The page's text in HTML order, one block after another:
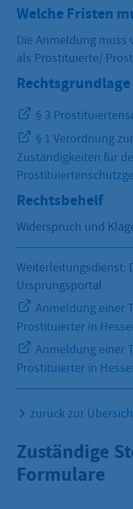
Welche Fristen
Die Anmeldung muss
als Prostituierte/
Rechtsgrundlage
§ 3
§ 1 Verordnung
Zuständigkeiten für
Rechtsbehelf
Widerspruch und
Weiterleitungsdienst:
Ursprungsportal
Anmeldung einer
Prostituierter in
Anmeldung einer
Prostituierter in
zurück zur
Zuständige
Formulare